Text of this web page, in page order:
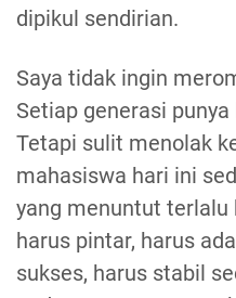
dipikul sendirian.
Saya tidak ingin
Setiap generasi
Tetapi sulit menolak
mahasiswa hari ini
yang menuntut terlalu
harus pintar, harus
sukses, harus stabil